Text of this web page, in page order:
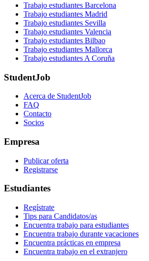
Trabajo estudiantes Barcelona
Trabajo estudiantes Madrid
Trabajo estudiantes Sevilla
Trabajo estudiantes Valencia
Trabajo estudiantes Bilbao
Trabajo estudiantes Mallorca
Trabajo estudiantes A Coruña
StudentJob
Acerca de StudentJob
FAQ
Contacto
Socios
Empresa
Publicar oferta
Registrarse
Estudiantes
Regístrate
Tips para Candidatos/as
Encuentra trabajo para estudiantes
Encuentra trabajo durante vacaciones
Encuentra prácticas en empresa
Encuentra trabajo en el extranjero